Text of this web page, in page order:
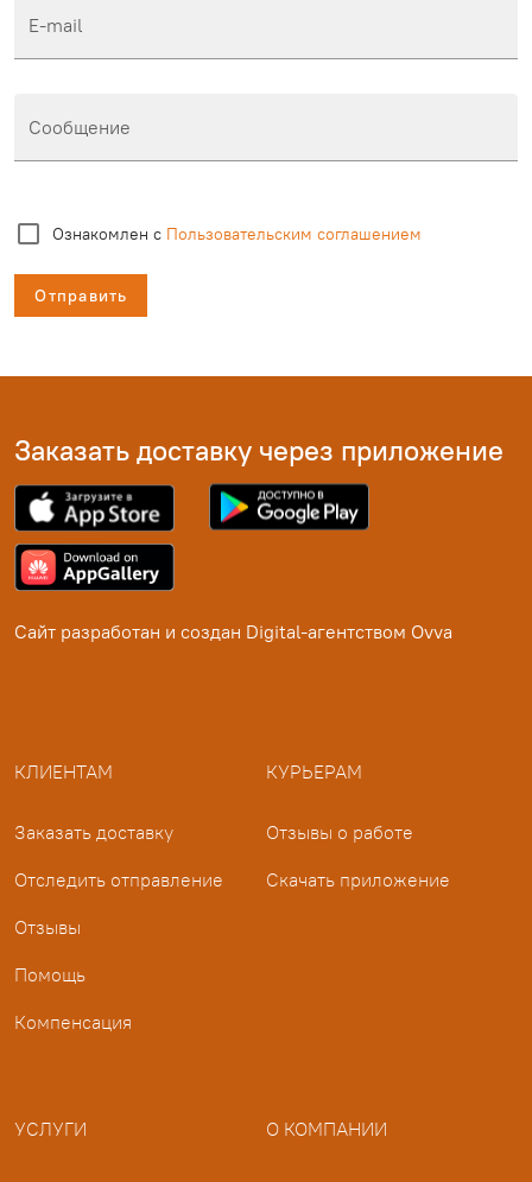
E-mail
Сообщение
Ознакомлен с Пользовательским соглашением
Отправить
Заказать доставку через приложение
Сайт разработан и создан Digital-агентством Ovva
КЛИЕНТАМ
Заказать доставку
Отследить отправление
Отзывы
Помощь
Компенсация
КУРЬЕРАМ
Отзывы о работе
Скачать приложение
УСЛУГИ О КОМПАНИИ